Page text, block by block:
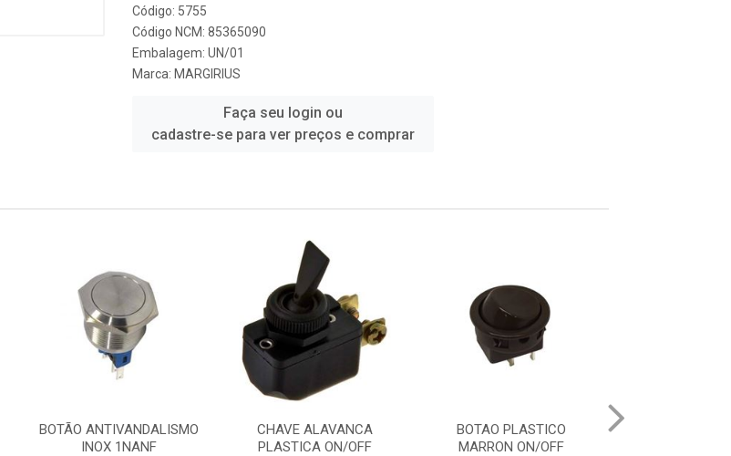
Código: 5755
Código NCM: 85365090
Embalagem: UN/01
Marca: MARGIRIUS
Faça seu login ou
cadastre-se para ver preços e comprar
BOTÃO ANTIVANDALISMO
INOX 1NANF
CHAVE ALAVANCA
PLASTICA ON/OFF
BOTAO PLASTICO
MARRON ON/OFF